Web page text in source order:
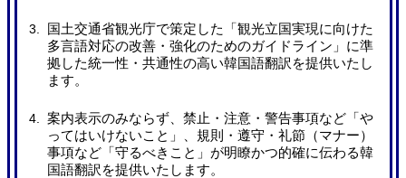
国土交通省観光庁で策定した「観光立国実現に向けた
多言語対応の改善・強化のためのガイドライン」に準
拠した統一性・共通性の高い韓国語翻訳を提供いたし
ます。
案内表示のみならず、禁止・注意・警告事項など「や
ってはいけないこと」、規則・遵守・礼節（マナー）
事項など「守るべきこと」が明瞭かつ的確に伝わる韓
国語翻訳を提供いたします。